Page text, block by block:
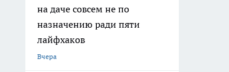
на даче совсем не по
назначению ради пяти
лайфхаков
Вчера